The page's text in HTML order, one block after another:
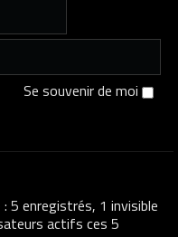
Se souvenir de moi
5 enregistrés, 1 invisible
actifs ces 5